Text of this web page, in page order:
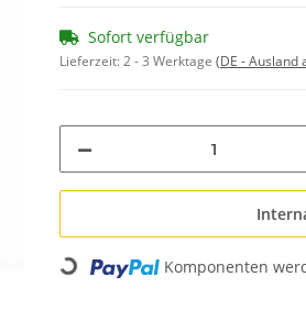
Sofort verfügbar
Lieferzeit:2 - 3 Werktage (DE - Ausland
Loading... Komponenten